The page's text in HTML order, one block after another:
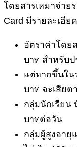
โดยสารเหมาจ่าย
Card มีรายละเอีย
อัตราค่าโดย
บาท สำหรับป
แต่หากขึ้นใน
บาท จะเสียต
กลุ่มนักเรียน
บาทต่อวัน
กลุ่มผู้สูงอายุ